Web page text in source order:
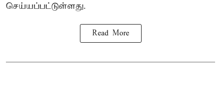
செய்யப்பட்டுள்ளது.
Read More